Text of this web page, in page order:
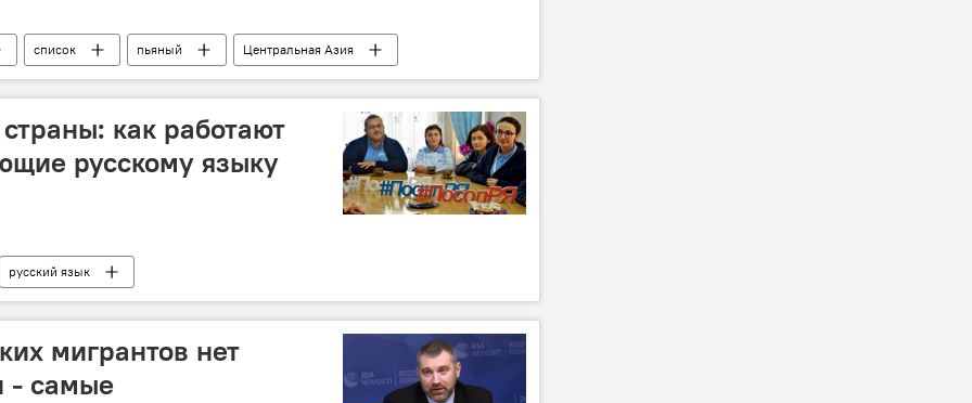
список пьяный Центральная Азия
как работают
русскому языку
русский язык
мигрантов нет
- самые